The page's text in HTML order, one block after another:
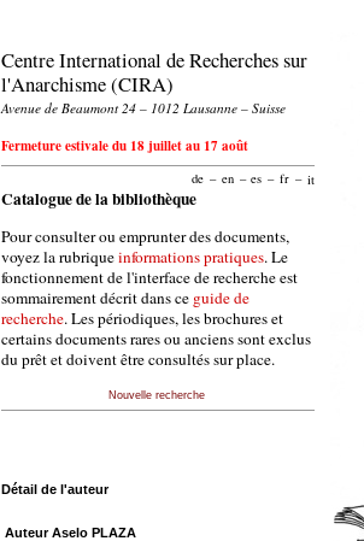
Centre International de Recherches sur
l'Anarchisme (CIRA)
Avenue de Beaumont 24 – 1012 Lausanne – Suisse
Fermeture estivale du 18 juillet au 17 août
de – en – es – fr – it
Catalogue de la bibliothèque
Pour consulter ou emprunter des documents,
voyez la rubriqueinformations pratiques. Le
fonctionnement de l'interface de recherche est
sommairement décrit dans ce guide de
recherche. Les périodiques, les brochures et
certains documents rares ou anciens sont exclus
du prêt et doivent être consultés sur place.
Nouvelle recherche
Détail de l'auteur
Auteur Aselo PLAZA